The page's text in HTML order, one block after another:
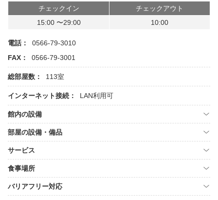
チェックイン
チェックアウト
15:00 〜29:00
10:00
電話：
0566-79-3010
FAX：
0566-79-3001
総部屋数： 113室
インターネット接続： LAN利用可
館内の設備
部屋の設備・備品
サービス
食事場所
バリアフリー対応